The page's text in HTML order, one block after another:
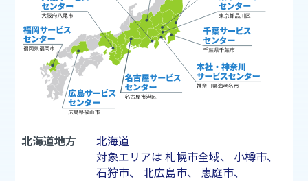
北海道地方
北海道
対象エリアは 札幌市全域、 小樽市、
石狩市、 北広島市、 恵庭市、